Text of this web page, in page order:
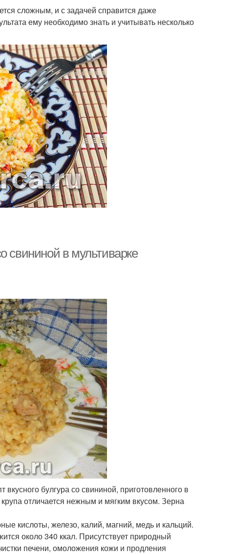
сложным, и с задачей справится даже
ему необходимо знать и учитывать несколько
свининой в мультиварке
булгура со свининой, приготовленного в
отличается нежным и мягким вкусом. Зерна
кислоты, железо, калий, магний, медь и кальций.
около 340 ккал. Присутствует природный
печени, омоложения кожи и продления